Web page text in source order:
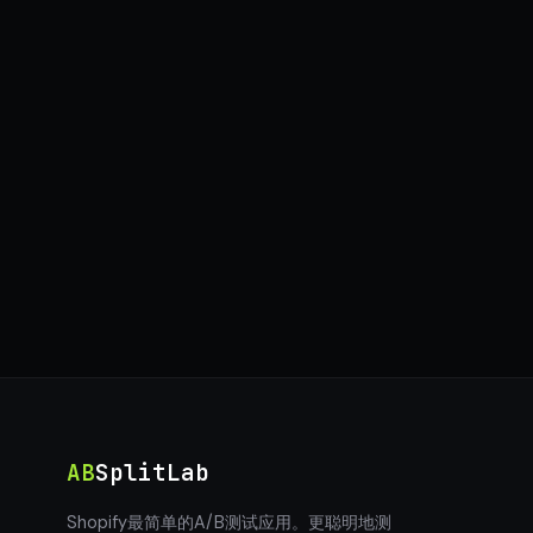
ABSplitLab
Shopify最简单的A/B测试应用。更聪明地测